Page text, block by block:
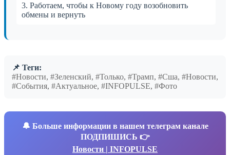
3. Работаем, чтобы к Новому году возобновить
обмены и вернуть
📌 Теги:
#Новости, #Зеленский, #Только, #Трамп, #Сша, #Новости,
#События, #Актуальное, #INFOPULSE, #Фото
🔔 Больше информации в нашем телеграм канале
ПОДПИШИСЬ 👉
Новости | INFOPULSE